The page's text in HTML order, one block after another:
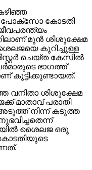
പോക്സോ കോടതി
മുന്‍ ശിശുക്ഷേമ
കുറിച്ചുള്ള
ചെയ്ത കേസില്‍
ഭാഗത്ത്
കുട്ടിക്കുണ്ടായത്.
ശിശുക്ഷേമ
മാതാവ് പരാതി
നിന്ന് കടുത്ത
ശൈലജ ഒരു